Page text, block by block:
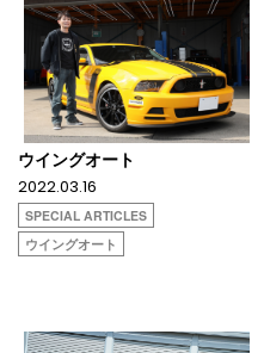
ウイングオート
2022.03.16
SPECIAL ARTICLES
ウイングオート